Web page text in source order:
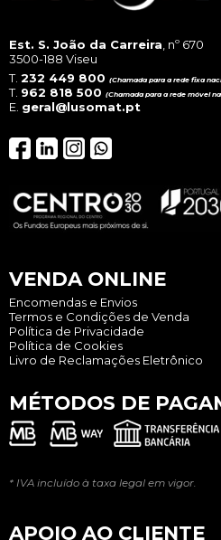
Est. S. João da Carreira , nº 670
3500-188 Viseu
T. 232 449 800 (Chamada para a rede fixa
T. 962 818 500 (Chamada para a rede móvel
E. geral@lusomat.pt
VENDA ONLINE
Encomendas e Envios
Termos e Condições de Venda
Política de Privacidade
Política de Cookies
Livro de Reclamações Eletrônico
MÉTODOS DE
* IVA incluído à taxa legal em vigor.
APOIO AO CLIENTE